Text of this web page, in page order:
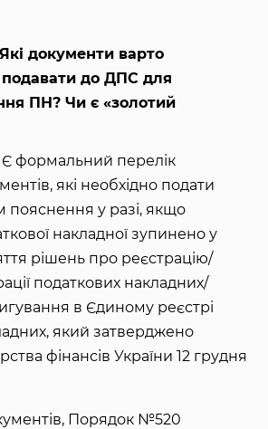
документи варто
подавати до ДПС для
ПН? Чи є «золотий
Є формальний перелік
які необхідно подати
пояснення у разі, якщо
накладної зупинено у
рішень про реєстрацію/
податкових накладних/
в Єдиному реєстрі
який затверджено
фінансів України 12 грудня
Порядок №520